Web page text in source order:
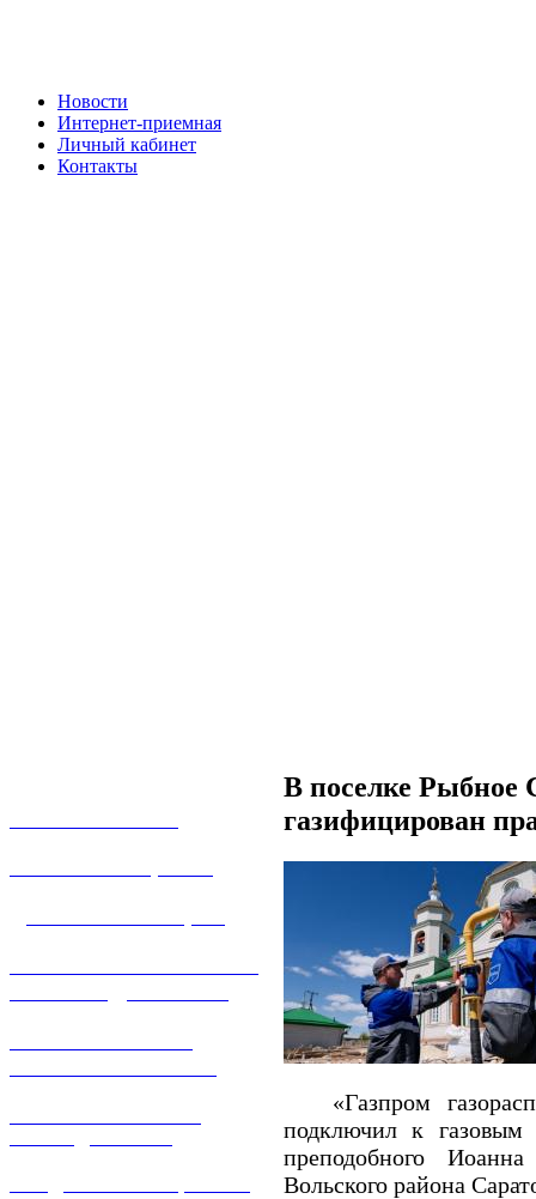
Новости
Интернет-приемная
Личный кабинет
Контакты
В поселке Рыбное
газифицирован
«Газпром
подключил к
преподобного
Вольского района